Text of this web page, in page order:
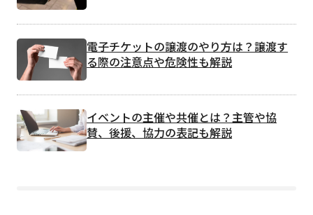
電子チケットの譲渡のやり方は？譲渡す
る際の注意点や危険性も解説
イベントの主催や共催とは？主管や協
賛、後援、協力の表記も解説